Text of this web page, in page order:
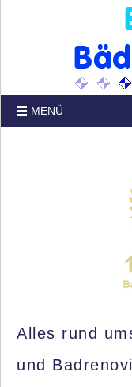
MENÜ
Alles rund
und